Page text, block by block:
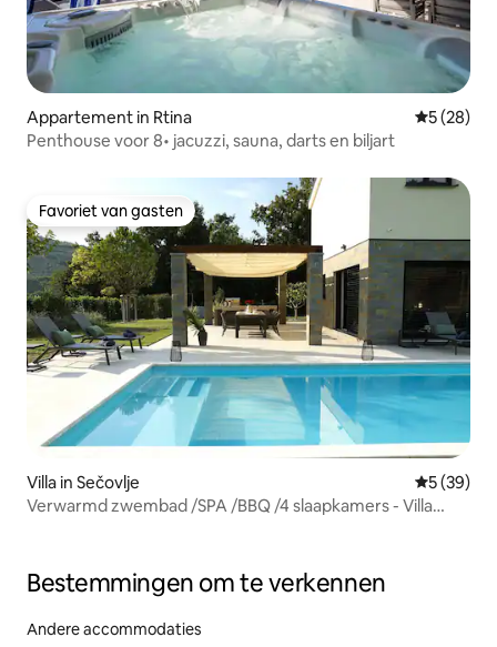
Appartement in Rtina
5 (28)
Penthouse voor 8• jacuzzi, sauna, darts en biljart
Favoriet van gasten
Favoriet van gasten
Villa in Sečovlje
5 (39)
Verwarmd zwembad /SPA /BBQ /4 slaapkamers - Villa
Bestemmingen om te verkennen
Andere accommodaties